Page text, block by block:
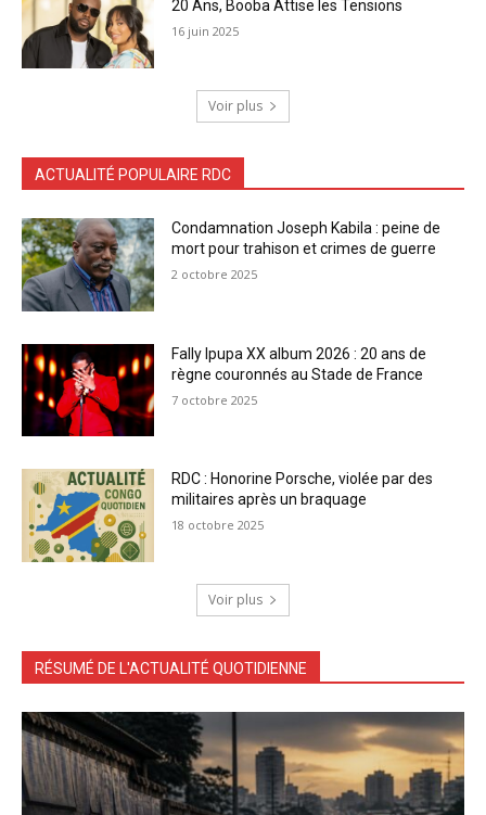
20 Ans, Booba Attise les Tensions
16 juin 2025
Voir plus
ACTUALITÉ POPULAIRE RDC
Condamnation Joseph Kabila : peine de
mort pour trahison et crimes de guerre
2 octobre 2025
Fally Ipupa XX album 2026 : 20 ans de
règne couronnés au Stade de France
7 octobre 2025
RDC : Honorine Porsche, violée par des
militaires après un braquage
18 octobre 2025
Voir plus
RÉSUMÉ DE L'ACTUALITÉ QUOTIDIENNE